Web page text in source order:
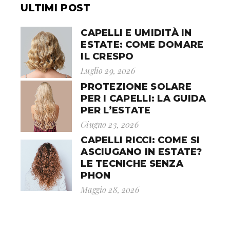
ULTIMI POST
CAPELLI E UMIDITÀ IN
ESTATE: COME DOMARE
IL CRESPO
Luglio 29, 2026
PROTEZIONE SOLARE
PER I CAPELLI: LA GUIDA
PER L’ESTATE
Giugno 23, 2026
CAPELLI RICCI: COME SI
ASCIUGANO IN ESTATE?
LE TECNICHE SENZA
PHON
Maggio 28, 2026